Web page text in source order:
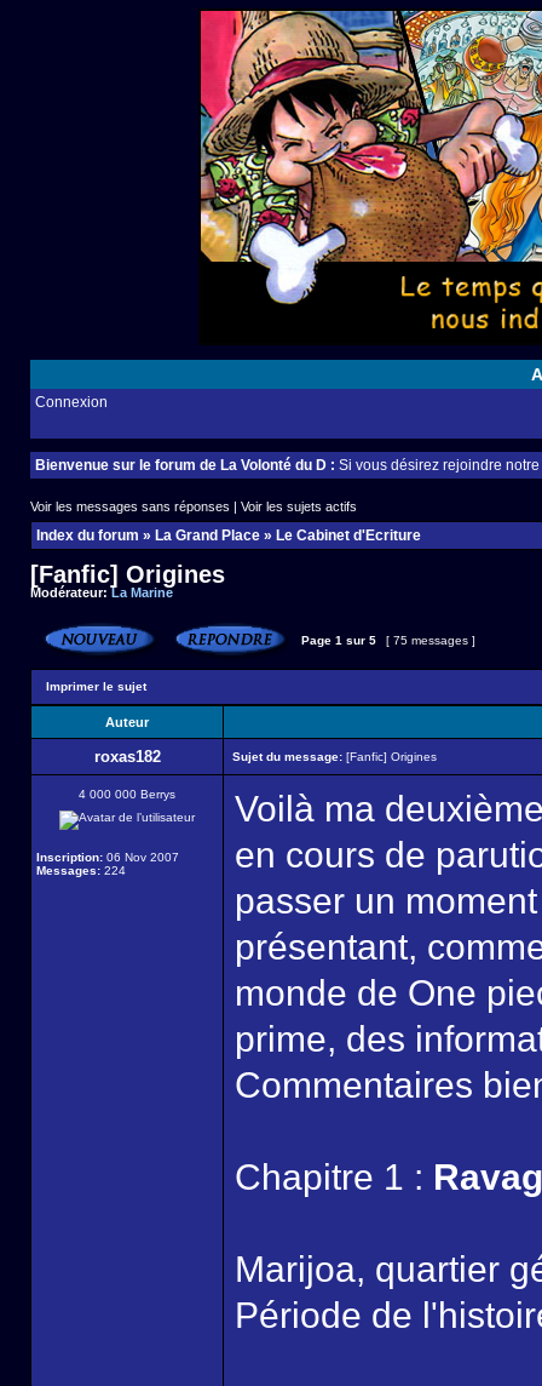
Connexion
Bienvenue sur le forum de La Volonté du D : Si vous désirez rejoindre
Voir les messages sans réponses | Voir les sujets actifs
Index du forum » La Grand Place » Le Cabinet d'Ecriture
[Fanfic] Origines
Modérateur:La Marine
Page 1 sur 5 [ 75 messages ]
Imprimer le sujet
Auteur
roxas182 Sujet du message: [Fanfic] Origines
4 000 000 Berrys
Inscription: 06 Nov 2007
Messages: 224
Voilà ma
en cours de
passer un
présentant,
monde de One
prime, des
Commentaires
Chapitre 1 :
Marijoa, quartier
Période de